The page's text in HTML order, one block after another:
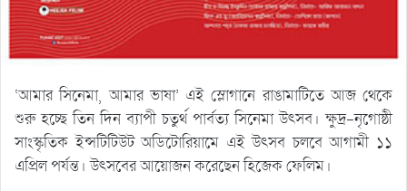
‘আমার সিনেমা, আমার ভাষা’ এই স্লোগানে রাঙামাটিতে আজ থেকে
শুরু হচ্ছে তিন দিন ব্যাপী চতুর্থ পার্বত্য সিনেমা উৎসব। ক্ষুদ্র-নৃগোষ্ঠী
সাংস্কৃতিক ইন্সটিটিউট অডিটোরিয়ামে এই উৎসব চলবে আগামী ১১
এপ্রিল পর্যন্ত। উৎসবের আয়োজন করেছেন হিজেক ফেলিম।